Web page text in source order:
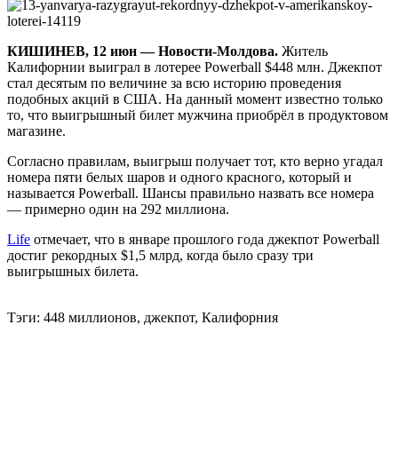
КИШИНЕВ, 12 июн — Новости-Молдова. Житель
Калифорнии выиграл в лотерее Powerball $448 млн. Джекпот
стал десятым по величине за всю историю проведения
подобных акций в США. На данный момент известно только
то, что выигрышный билет мужчина приобрёл в продуктовом
магазине.
Согласно правилам, выигрыш получает тот, кто верно угадал
номера пяти белых шаров и одного красного, который и
называется Powerball. Шансы правильно назвать все номера
— примерно один на 292 миллиона.
Life отмечает, что в январе прошлого года джекпот Powerball
достиг рекордных $1,5 млрд, когда было сразу три
выигрышных билета.
Тэги: 448 миллионов, джекпот, Калифорния